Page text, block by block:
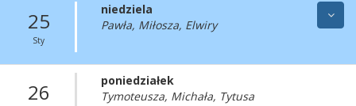
25
Sty
niedziela
Pawła, Miłosza, Elwiry
26
poniedziałek
Tymoteusza, Michała, Tytusa